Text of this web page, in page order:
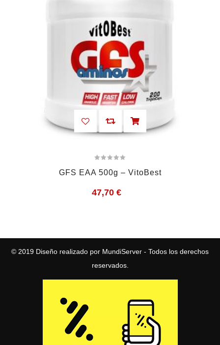
GFS EAA 500g – VitoBest
47,70 €
© 2019 Diseño realizado por MundiServer - Todos los derechos
reservados.